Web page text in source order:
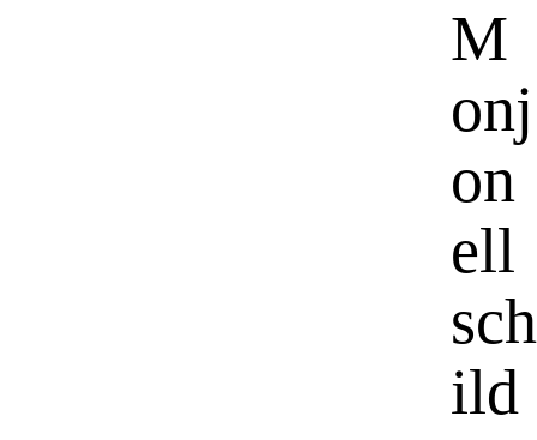
M
onj
on
ell
sch
ild